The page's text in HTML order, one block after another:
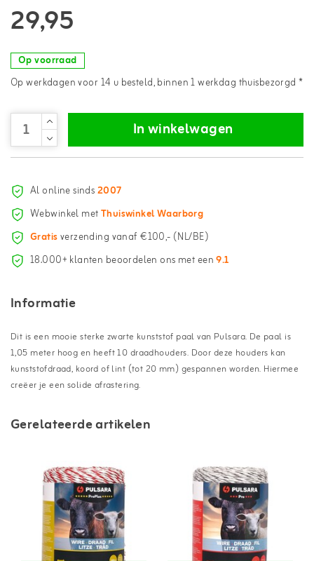
29,95
Op voorraad
Op werkdagen voor 14 u besteld, binnen 1 werkdag thuisbezorgd *
In winkelwagen
Al online sinds2007
Webwinkel metThuiswinkel Waarborg
Gratisverzending vanaf €100,- (NL/BE)
18.000+ klanten beoordelen ons met een9.1
Informatie
Dit is een mooie sterke zwarte kunststof paal van Pulsara. De paal is
1,05 meter hoog en heeft 10 draadhouders. Door deze houders kan
kunststofdraad, koord of lint (tot 20 mm) gespannen worden. Hiermee
creëer je een solide afrastering.
Gerelateerde artikelen